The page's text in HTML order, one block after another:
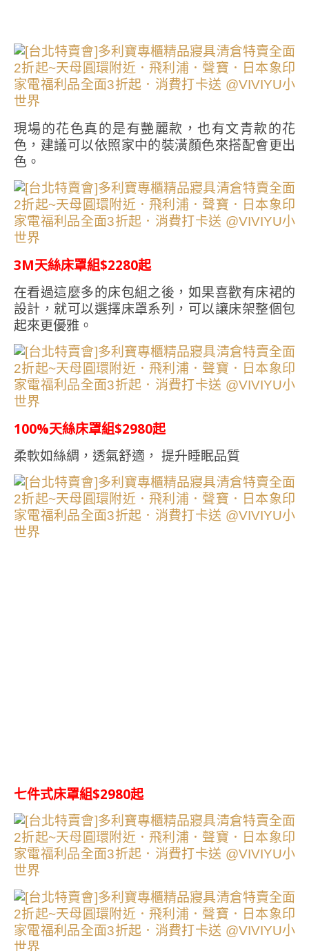
現場的花色真的是有艷麗款，也有文青款的花
色，建議可以依照家中的裝潢顏色來搭配會更出
色。
3M天絲床罩組$2280起
在看過這麼多的床包組之後，如果喜歡有床裙的
設計，就可以選擇床罩系列，可以讓床架整個包
起來更優雅。
100%天絲床罩組$2980起
柔軟如絲綢，透氣舒適， 提升睡眠品質
七件式床罩組$2980起